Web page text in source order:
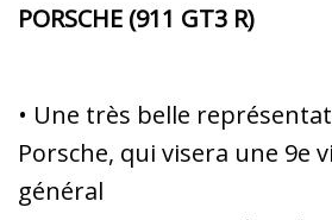
PORSCHE (911 GT3 R)
• Une très belle
Porsche, qui visera une 9e
général